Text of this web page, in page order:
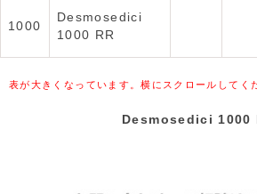
1000
Desmosedici
1000 RR
表が大きくなっています。横にスクロールしてく
Desmosedici 1000